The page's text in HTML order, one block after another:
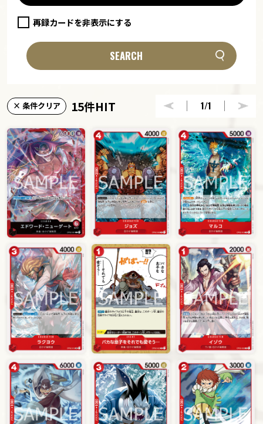
再録カードを非表示にする
SEARCH
× 条件クリア 15件HIT 1/1